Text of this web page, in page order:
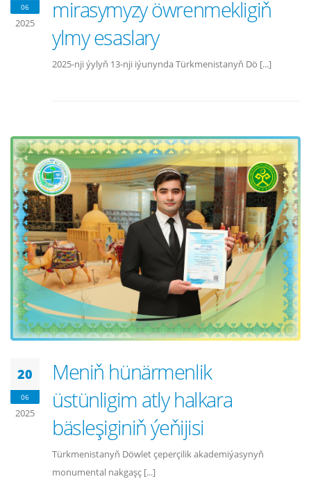
06
2025
mirasymyzy öwrenmekligiň
ylmy esaslary
2025-nji ýylyň 13-nji iýunynda Türkmenistanyň Dö [...]
20
06
2025
Meniň hünärmenlik
üstünligim atly halkara
bäsleşiginiň ýeňijisi
Türkmenistanyň Döwlet çeperçilik akademiýasynyň
monumental nakgaşç [...]